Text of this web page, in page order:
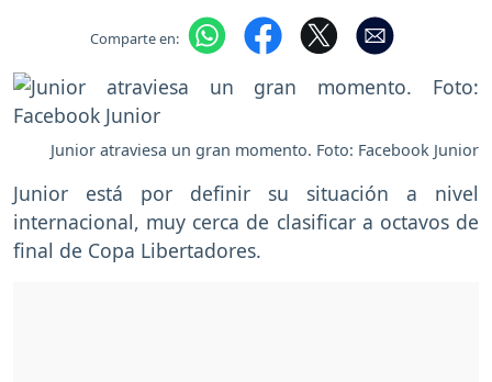
Comparte en:
Junior atraviesa un gran momento. Foto: Facebook Junior
Junior está por definir su situación a nivel
internacional, muy cerca de clasificar a octavos de
final de Copa Libertadores.